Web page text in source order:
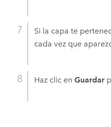
Si la capa te
cada vez que
Haz clic enGuardar